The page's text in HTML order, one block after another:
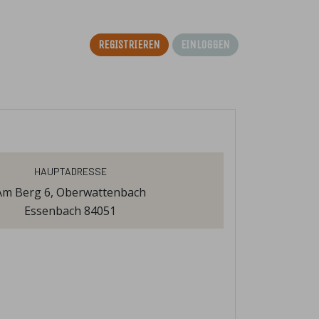
Registrieren Einloggen
Hauptadresse
Berg 6, Oberwattenbach
Essenbach 84051